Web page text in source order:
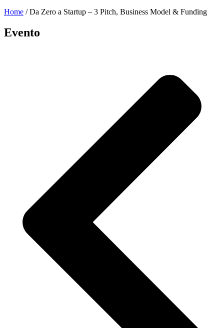
Home /Da Zero a Startup – 3 Pitch, Business Model & Funding
Evento